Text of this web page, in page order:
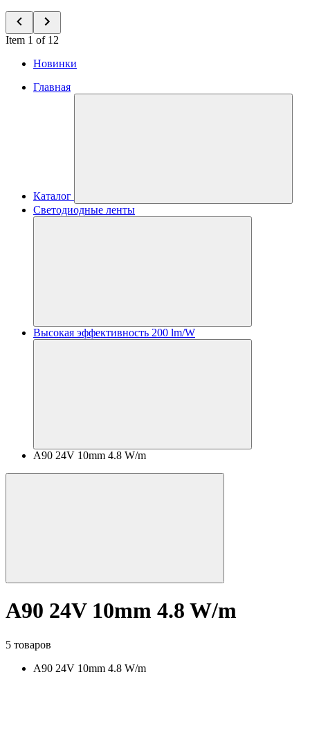
Item 1 of 12
Новинки
Главная
Каталог
Светодиодные ленты
Высокая эффективность 200 lm/W
A90 24V 10mm 4.8 W/m
A90 24V 10mm 4.8 W/m
5 товаров
A90 24V 10mm 4.8 W/m